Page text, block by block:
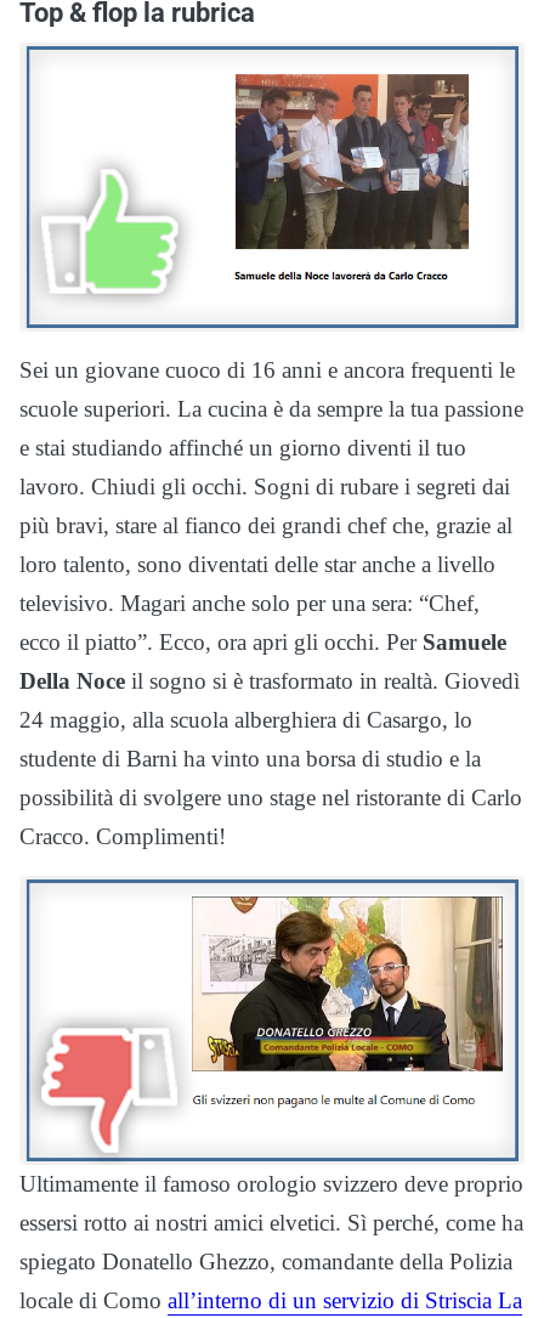
Top & flop la rubrica
Sei un giovane cuoco di 16 anni e ancora frequenti le
scuole superiori. La cucina è da sempre la tua passione
e stai studiando affinché un giorno diventi il tuo
lavoro. Chiudi gli occhi. Sogni di rubare i segreti dai
più bravi, stare al fianco dei grandi chef che, grazie al
loro talento, sono diventati delle star anche a livello
televisivo. Magari anche solo per una sera: “Chef,
ecco il piatto”. Ecco, ora apri gli occhi. Per Samuele
Della Noce il sogno si è trasformato in realtà. Giovedì
24 maggio, alla scuola alberghiera di Casargo, lo
studente di Barni ha vinto una borsa di studio e la
possibilità di svolgere uno stage nel ristorante di Carlo
Cracco. Complimenti!
Ultimamente il famoso orologio svizzero deve proprio
essersi rotto ai nostri amici elvetici. Sì perché, come ha
spiegato Donatello Ghezzo, comandante della Polizia
locale di Como all’interno di un servizio di Striscia La